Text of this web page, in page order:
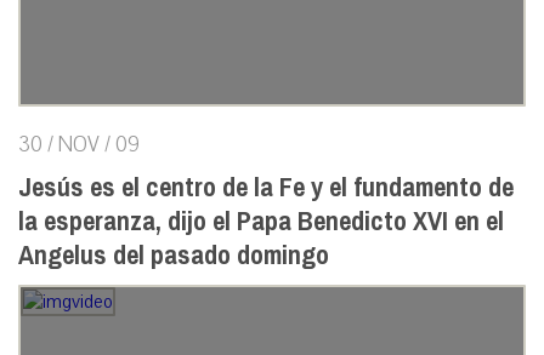
30 / NOV / 09
Jesús es el centro de la Fe y el fundamento de
la esperanza, dijo el Papa Benedicto XVI en el
Angelus del pasado domingo